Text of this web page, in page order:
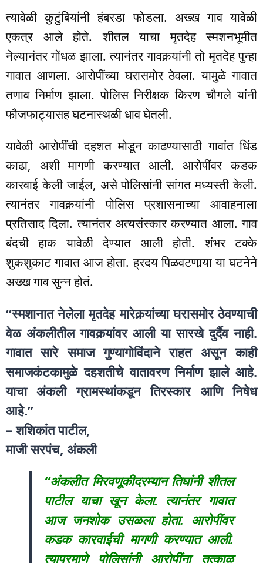
त्यावेळी कुटुंबियांनी हंबरडा फोडला. अख्ख गाव यावेळी
एकत्र आले होते. शीतल याचा मृतदेह स्मशनभूमीत
नेल्यानंतर गोंधळ झाला. त्यानंतर गावकर्‍यांनी तो मृतदेह पुन्हा
गावात आणला. आरोपींच्या घरासमोर ठेवला. यामुळे गावात
तणाव निर्माण झाला. पोलिस निरीक्षक किरण चौगले यांनी
फौजफाट्यासह घटनास्थळी धाव घेतली.
यावेळी आरोपींची दहशत मोडून काढण्यासाठी गावांत धिंड
काढा, अशी मागणी करण्यात आली. आरोपींवर कडक
कारवाई केली जाईल, असे पोलिसांनी सांगत मध्यस्ती केली.
त्यानंतर गावकर्‍यांनी पोलिस प्रशासनाच्या आवाहनाला
प्रतिसाद दिला. त्यानंतर अत्यसंस्कार करण्यात आला. गाव
बंदची हाक यावेळी देण्यात आली होती. शंभर टक्के
शुकशुकाट गावात आज होता. ह्रदय पिळवटणार्‍या या घटनेने
अख्ख गाव सुन्न होतं.
‘‘स्मशानात नेलेला मृतदेह मारेकर्‍यांच्या घरासमोर ठेवण्याची
वेळ अंकलीतील गावकर्‍यांवर आली या सारखे दुर्दैव नाही.
गावात सारे समाज गुण्यागोविंदाने राहत असून काही
समाजकंटकामुळे दहशतीचे वातावरण निर्माण झाले आहे.
याचा अंकली ग्रामस्थांकडून तिरस्कार आणि निषेध
आहे.’’
– शशिकांत पाटील,
माजी सरपंच, अंकली
‘‘अंकलीत मिरवणूकीदरम्यान तिघांनी शीतल
पाटील याचा खून केला. त्यानंतर गावात
आज जनशोक उसळला होता. आरोपींवर
कडक कारवाईची मागणी करण्यात आली.
त्याप्रमाणे पोलिसांनी आरोपींना तत्काळ